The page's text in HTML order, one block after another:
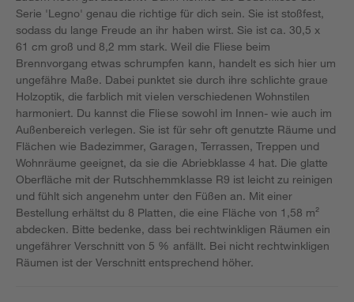
Serie 'Legno' genau die richtige für dich sein. Sie ist stoßfest,
sodass du lange Freude an ihr haben wirst. Sie ist ca. 30,5 x
61 cm groß und 8,2 mm stark. Weil die Fliese beim
Brennvorgang etwas schrumpfen kann, handelt es sich hier um
ungefähre Maße. Dabei punktet sie durch ihre schlichte graue
Holzoptik, die farblich mit vielen verschiedenen Wohnstilen
harmoniert. Du kannst die Fliese sowohl im Innen- wie auch im
Außenbereich verlegen. Sie ist für sehr oft genutzte Räume und
Flächen wie Badezimmer, Garagen, Terrassen, Treppen und
Wohnräume geeignet, da sie die Abriebklasse 4 hat. Die glatte
Oberfläche mit der Rutschhemmklasse R9 ist leicht zu reinigen
und fühlt sich angenehm unter den Füßen an. Mit einer
Bestellung erhältst du 8 Platten, die eine Fläche von 1,58 m²
abdecken. Bitte bedenke, dass bei rechtwinkligen Räumen ein
ungefährer Verschnitt von 5 % anfällt. Bei nicht rechtwinkligen
Räumen ist der Verschnitt entsprechend höher.